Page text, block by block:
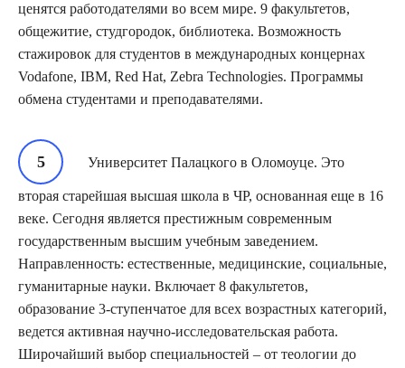
ценятся работодателями во всем мире. 9 факультетов,
общежитие, студгородок, библиотека. Возможность
стажировок для студентов в международных концернах
Vodafone, IBM, Red Hat, Zebra Technologies. Программы
обмена студентами и преподавателями.
Университет Палацкого в Оломоуце. Это
вторая старейшая высшая школа в ЧР, основанная еще в 16
веке. Сегодня является престижным современным
государственным высшим учебным заведением.
Направленность: естественные, медицинские, социальные,
гуманитарные науки. Включает 8 факультетов,
образование 3-ступенчатое для всех возрастных категорий,
ведется активная научно-исследовательская работа.
Широчайший выбор специальностей – от теологии до